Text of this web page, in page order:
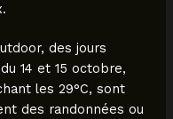
des jours
14 et 15 octobre,
les 29°C, sont
des randonnées ou